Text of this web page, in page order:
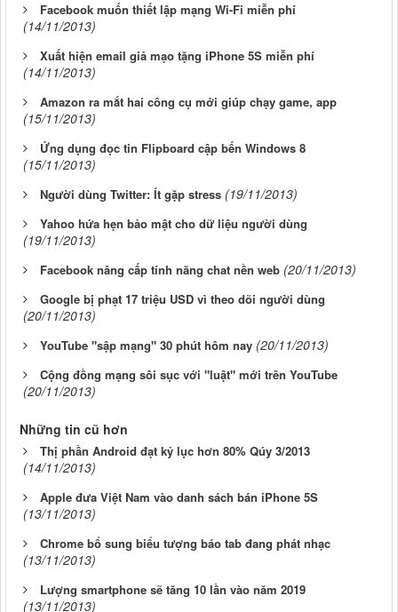
Facebook muốn thiết lập mạng Wi-Fi miễn phí
(14/11/2013)
Xuất hiện email giả mạo tặng iPhone 5S miễn phí
(14/11/2013)
Amazon ra mắt hai công cụ mới giúp chạy game, app
(15/11/2013)
Ứng dụng đọc tin Flipboard cập bến Windows 8
(15/11/2013)
Người dùng Twitter: Ít gặp stress (19/11/2013)
Yahoo hứa hẹn bảo mật cho dữ liệu người dùng
(19/11/2013)
Facebook nâng cấp tính năng chat nền web (20/11/2013)
Google bị phạt 17 triệu USD vì theo dõi người dùng
(20/11/2013)
YouTube "sập mạng" 30 phút hôm nay (20/11/2013)
Cộng đồng mạng sôi sục với "luật" mới trên YouTube
(20/11/2013)
Những tin cũ hơn
Thị phần Android đạt kỷ lục hơn 80% Qúy 3/2013
(14/11/2013)
Apple đưa Việt Nam vào danh sách bán iPhone 5S
(13/11/2013)
Chrome bổ sung biểu tượng báo tab đang phát nhạc
(13/11/2013)
Lượng smartphone sẽ tăng 10 lần vào năm 2019
(13/11/2013)